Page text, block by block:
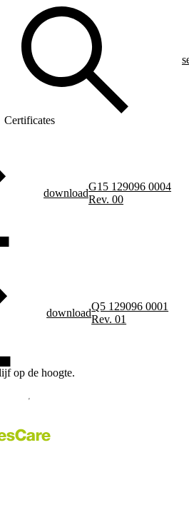
Certificates
download
G15 129096 0004
Rev. 00
download
Q5 129096 0001
Rev. 01
op de hoogte.